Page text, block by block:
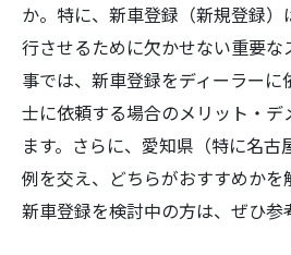
か。特に、新車登録（新規登録
行させるために欠かせない重要な
事では、新車登録をディーラーに
士に依頼する場合のメリット・デ
ます。さらに、愛知県（特に名
例を交え、どちらがおすすめかを
新車登録を検討中の方は、ぜひ参